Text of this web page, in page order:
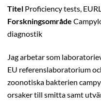
Titel Proficiency tests,
Forskningsområde
diagnostik
Jag arbetar som
EU referenslaboratorium
zoonotiska bakterien
orsaker till smitta samt